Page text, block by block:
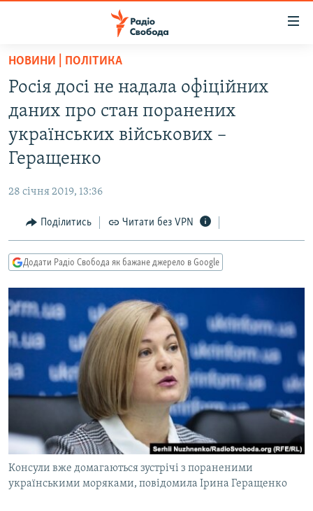
Перейти
основного
матеріалу
Перейти
до
основної
Перейти
пошуку
ВСЕ ЗА ДОБУ
СТАТТІ
КУЛЬТУРА
СПОРТ
СВІТ
ВІЙНА
ДОНБАС.РЕАЛІЇ
КРИМ.РЕАЛІЇ
ТИ ЯК?
КИТАЙ.ВИКЛИКИ
МУЛЬТИМЕДІА
ФОТО
СПЕЦПРОЄКТИ
ПОДКАСТИ
КРИМ РЕАЛІЇ
РУС
УКР
НОВИНИ | ПОЛІТИКА
Росія досі не надала офіційних
даних про стан поранених
українських військових –
Геращенко
28 січня 2019, 13:36
Поділитись Читати без VPN
Додати Радіо Свобода як бажане джерело в Google
Консули вже домагаються зустрічі з пораненими
українськими моряками, повідомила Ірина Геращенко